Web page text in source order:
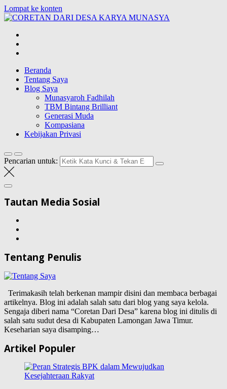
Lompat ke konten
Blog Wong Ndeso yang ingin berbagi berbagai hal di sekitarnya
Beranda
Tentang Saya
Blog Saya
Munasyaroh Fadhilah
TBM Bintang Brilliant
Generasi Muda
Kompasiana
Kebijakan Privasi
Pencarian untuk:
Tautan Media Sosial
Tentang Penulis
Terimakasih telah berkenan mampir disini dan membaca berbagai
artikelnya. Blog ini adalah salah satu dari blog yang saya kelola.
Sengaja diberi nama “Coretan Dari Desa” karena blog ini ditulis di
salah satu sudut desa di Kabupaten Lamongan Jawa Timur.
Keseharian saya disamping…
Artikel Populer